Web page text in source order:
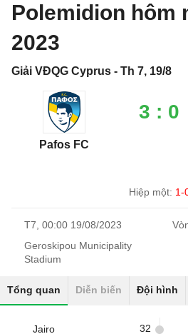
Polemidion hôm
2023
Giải VĐQG Cyprus - Th 7, 19/8
Pafos FC
3 : 0
Hiệp một: 1-
T7, 00:00 19/08/2023
Geroskipou Municipality
Stadium
Tổng quan Diễn biến Đội hình
Jairo 32